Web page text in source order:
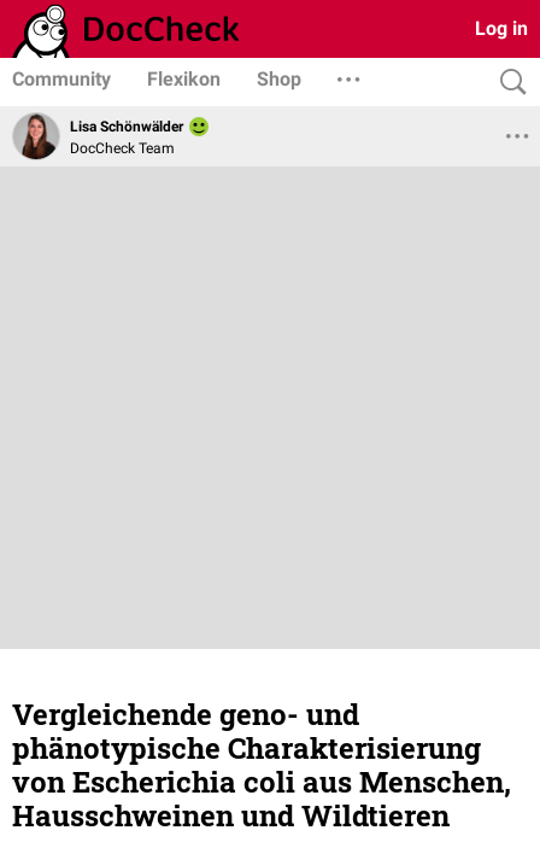
Log in
Community Flexikon Shop
Lisa Schönwälder
DocCheck Team
Vergleichende geno- und
phänotypische Charakterisierung
von Escherichia coli aus Menschen,
Hausschweinen und Wildtieren